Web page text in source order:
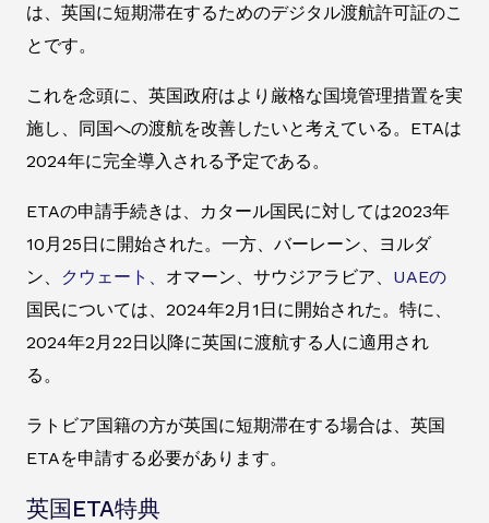
は、英国に短期滞在するためのデジタル渡航許可証のこ
とです。
これを念頭に、英国政府はより厳格な国境管理措置を実
施し、同国への渡航を改善したいと考えている。ETAは
2024年に完全導入される予定である。
ETAの申請手続きは、カタール国民に対しては2023年
10月25日に開始された。一方、バーレーン、ヨルダ
ン、
クウェート、 オマーン、サウジアラビア、 UAEの
国民については、2024年2月1日に開始された。特に、
2024年2月22日以降に英国に渡航する人に適用され
る。
ラトビア国籍の方が英国に短期滞在する場合は、英国
ETAを申請する必要があります。
英国ETA特典